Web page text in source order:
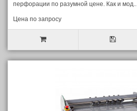
перфорации по разумной цене. Как и мод..
Цена по запросу